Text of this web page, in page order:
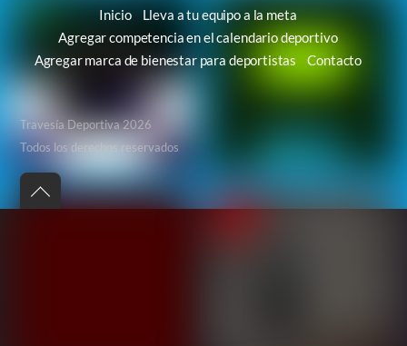
Inicio
Lleva a tu equipo a la meta
Agregar competencia en el calendario deportivo
Agregar marca de bienestar para deportistas
Contacto
Back
Travesía Deportiva 2026
Todos los derechos reservados